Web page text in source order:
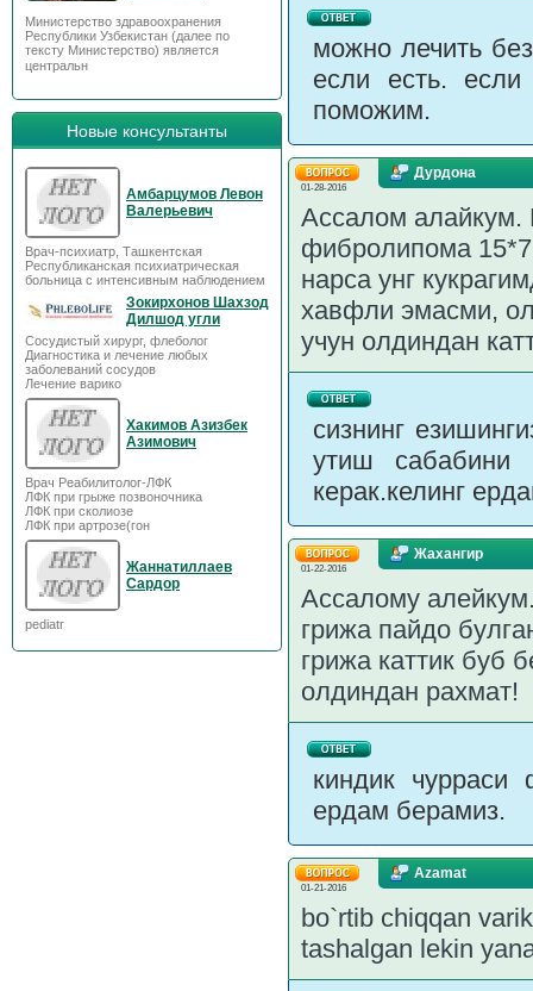
Министерство здравоохранения
Республики Узбекистан (далее по
тексту Министерство) является
центральн
Новые консультанты
Амбарцумов Левон
Валерьевич
Врач-психиатр, Ташкентская
Республиканская психиатрическая
больница с интенсивным наблюдением
Зокирхонов Шахзод
Дилшод угли
Сосудистый хирург, флеболог
Диагностика и лечение любых
заболеваний сосудов
Лечение варико
Хакимов Азизбек
Азимович
Врач Реабилитолог-ЛФК
ЛФК при грыже позвоночника
ЛФК при сколиозе
ЛФК при артрозе(гон
Жаннатиллаев
Сардор
pediatr
можно лечить
если есть.
поможим.
01-28-2016
Дурдона
Ассалом алайкум.
фибролипома
нарса унг
хавфли эмасми,
учун олдиндан
сизнинг
утиш сабабини
керак.келинг
01-22-2016
Жахангир
Ассалому
грижа пайдо
грижа каттик буб
олдиндан рахмат!
киндик чурраси
ердам берамиз.
01-21-2016
Azamat
bo`rtib chiqqan
tashalgan lekin